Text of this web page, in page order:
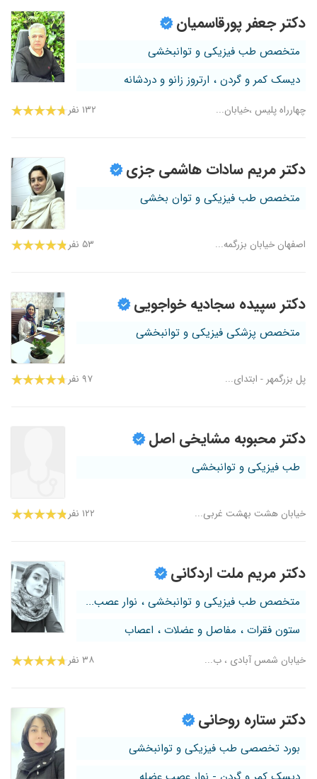
دکتر جعفر پورقاسمیان
متخصص طب فیزیکی و توانبخشی
دیسک کمر و گردن ، ارتروز زانو و دردشانه
چهارراه پلیس ،خیابان... ۱۳۲ نفر
دکتر مریم سادات هاشمی جزی
متخصص طب فیزیکی و توان بخشی
اصفهان خیابان بزرگمه... ۵۳ نفر
دکتر سپیده سجادیه خواجویی
متخصص پزشکی فیزیکی و توانبخشی
پل بزرگمهر - ابتدای... ۹۷ نفر
دکتر محبوبه مشایخی اصل
طب فیزیکی و توانبخشی
خیابان هشت بهشت غربی... ۱۲۲ نفر
دکتر مریم ملت اردکانی
متخصص طب فیزیکی و توانبخشی ، نوار عصب...
ستون فقرات ، مفاصل و عضلات ، اعصاب
خیابان شمس آبادی ، ب... ۳۸ نفر
دکتر ستاره روحانی
بورد تخصصی طب فیزیکی و توانبخشی